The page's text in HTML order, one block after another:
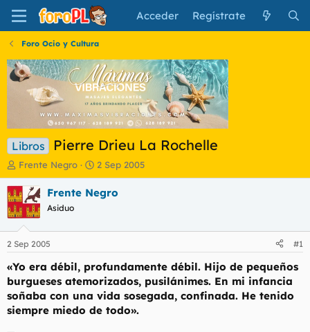
Acceder Regístrate
Foro Ocio y Cultura
Libros Pierre Drieu La Rochelle
I
n
i
c
i
a
o
r
e
l
t
Frente Negro
F
e
c
h
i
n
c
i
o
2 Sep 2005
Frente Negro
Asiduo
2 Sep 2005 #1
«Yo era débil, profundamente débil. Hijo de pequeños
burgueses atemorizados, pusilánimes. En mi infancia
soñaba con una vida sosegada, confinada. He tenido
siempre miedo de todo».